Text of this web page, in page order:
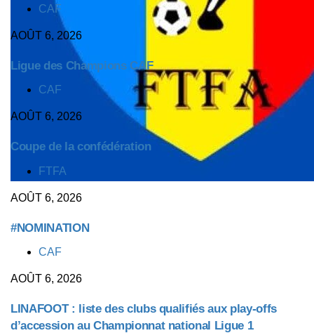
TAGSCAF
AOÛT 6, 2026
Ligue des Champions CAF
TAGSCAF
AOÛT 6, 2026
Coupe de la confédération
TAGSFTFA
AOÛT 6, 2026
#NOMINATION
TAGSCAF
AOÛT 6, 2026
LINAFOOT : liste des clubs qualifiés aux play-offs
d’accession au Championnat national Ligue 1